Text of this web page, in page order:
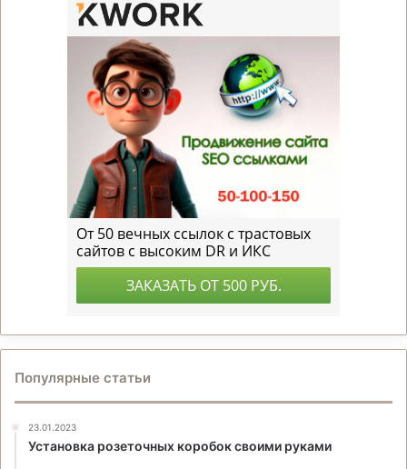
Популярные статьи
23.01.2023
Установка розеточных коробок своими руками